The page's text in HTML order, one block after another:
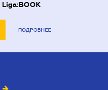
Liga:BOOK
ПОДРОБНЕЕ